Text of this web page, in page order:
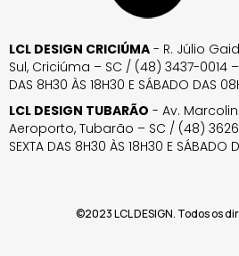
LCL DESIGN CRICIÚMA - R. Júlio
Sul, Criciúma – SC / (48) 3437-0014 –
DAS 8H30 ÀS 18H30 E SÁBADO DAS
LCL DESIGN TUBARÃO - Av.
Aeroporto, Tubarão – SC / (48) 3626-
SEXTA DAS 8H30 ÀS 18H30 E SÁBADO
©2023 LCL DESIGN. Todos os